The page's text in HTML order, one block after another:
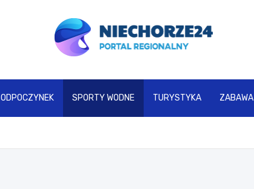
www.niechorze24.pl
ODPOCZYNEK SPORTY WODNE TURYSTYKA ZABAWA